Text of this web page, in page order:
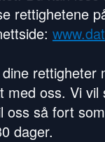
rettighetene
rettigheter
med oss. Vi vil
oss så fort
dager.